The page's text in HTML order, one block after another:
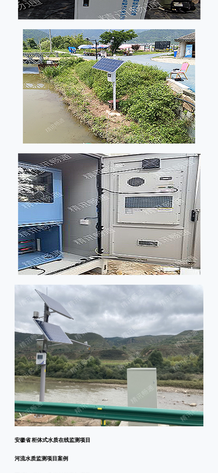
安徽省 柜体式水质在线监测项目
河流水质监测项目案例